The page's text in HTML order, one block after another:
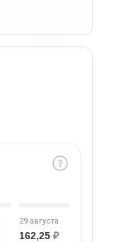
29 августа
162,25 ₽